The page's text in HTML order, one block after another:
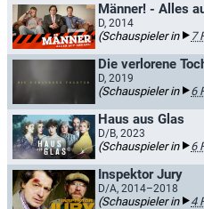
Männer! - Alles
D, 2014
(Schauspieler in 7
Die verlorene
D, 2019
(Schauspieler in 6
Haus aus Glas
D/B, 2023
(Schauspieler in 6
Inspektor Jury
D/A, 2014–2018
(Schauspieler in 4